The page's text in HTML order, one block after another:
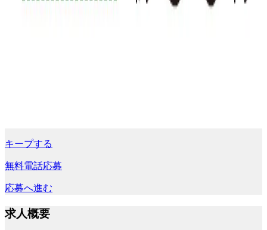
キープする
無料電話応募
応募へ進む
求人概要